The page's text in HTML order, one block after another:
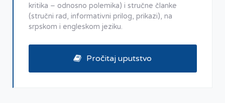
kritika – odnosno polemika) i stručne članke
(stručni rad, informativni prilog, prikazi), na
srpskom i engleskom jeziku.
Pročitaj uputstvo